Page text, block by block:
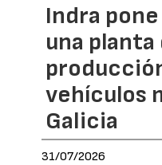
Indra
una planta
vehículos
Galicia
31/07/2026